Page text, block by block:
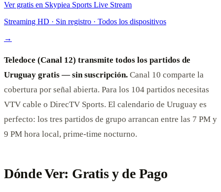
Ver gratis en Skypiea Sports Live Stream
Streaming HD · Sin registro · Todos los dispositivos
→
Teledoce (Canal 12) transmite todos los partidos de
Uruguay gratis — sin suscripción. Canal 10 comparte la
cobertura por señal abierta. Para los 104 partidos necesitas
VTV cable o DirecTV Sports. El calendario de Uruguay es
perfecto: los tres partidos de grupo arrancan entre las 7 PM y
9 PM hora local, prime-time nocturno.
Dónde Ver: Gratis y de Pago